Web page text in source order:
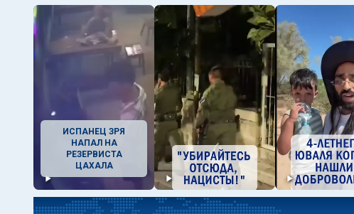
ИСПАНЕЦ ЗРЯ
НАПАЛ НА
РЕЗЕРВИСТА
ЦАХАЛА